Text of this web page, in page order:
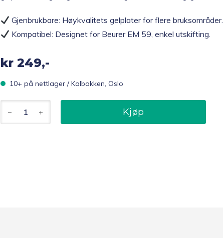
Gjenbrukbare: Høykvalitets gelplater for flere bruksområder.
Kompatibel: Designet for Beurer EM 59, enkel utskifting.
kr 249,-
10+ på nettlager / Kalbakken, Oslo
EM
59
Kjøp